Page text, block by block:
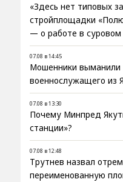
«Здесь нет типовых
стройплощадки
— о работе в суровом
07.08 в 14:45
Мошенники выманили
военнослужащего из
07.08 в 13:30
Почему Минпред
станции»?
07.08 в 12:48
Трутнев назвал
переименованную